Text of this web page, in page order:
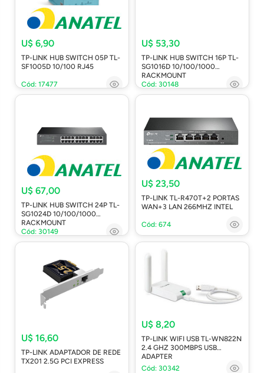
U$ 6,90
TP-LINK HUB SWITCH 05P TL-
SF1005D 10/100 RJ45
Cód: 17477
U$ 53,30
TP-LINK HUB SWITCH 16P TL-
SG1016D 10/100/1000
RACKMOUNT
Cód: 30148
U$ 67,00
TP-LINK HUB SWITCH 24P TL-
SG1024D 10/100/1000
RACKMOUNT
Cód: 30149
U$ 23,50
TP-LINK TL-R470T+2 PORTAS
WAN+3 LAN 266MHZ INTEL
Cód: 674
U$ 16,60
TP-LINK ADAPTADOR DE REDE
TX201 2.5G PCI EXPRESS
U$ 8,20
TP-LINK WIFI USB TL-WN822N
2.4 GHZ 300MBPS USB
ADAPTER
Cód: 30342